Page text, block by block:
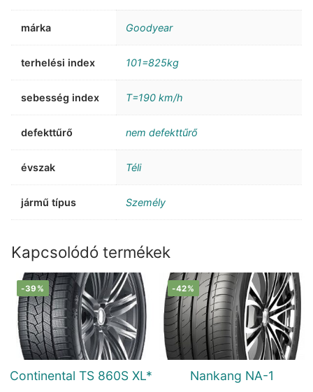
márka Goodyear
terhelési index 101=825kg
sebesség index T=190 km/h
defekttűrő nem defekttűrő
évszak Téli
jármű típus Személy
Kapcsolódó termékek
-39%
Continental TS 860S XL*
-42%
Nankang NA-1